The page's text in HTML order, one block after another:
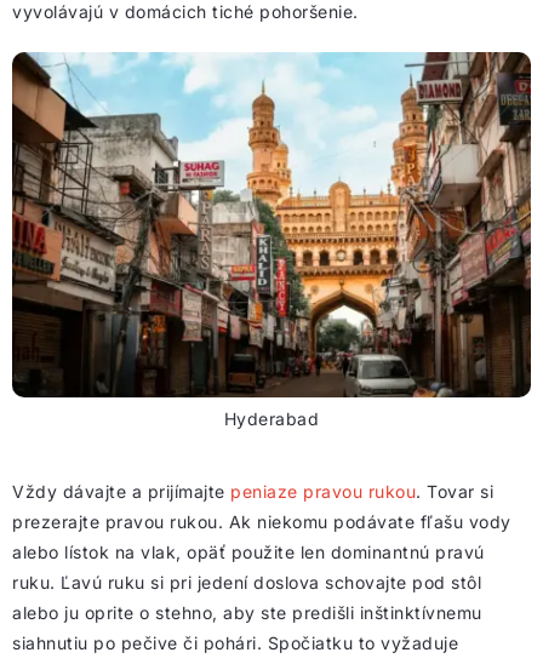
vyvolávajú v domácich tiché pohoršenie.
Hyderabad
Vždy dávajte a prijímajte peniaze pravou rukou. Tovar si
prezerajte pravou rukou. Ak niekomu podávate fľašu vody
alebo lístok na vlak, opäť použite len dominantnú pravú
ruku. Ľavú ruku si pri jedení doslova schovajte pod stôl
alebo ju oprite o stehno, aby ste predišli inštinktívnemu
siahnutiu po pečive či pohári. Spočiatku to vyžaduje